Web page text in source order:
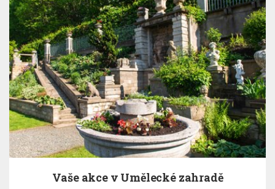
akce v Umělecké zahradě